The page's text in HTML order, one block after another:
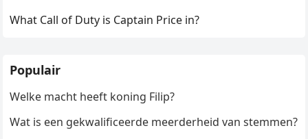
What Call of Duty is Captain Price in?
Populair
Welke macht heeft koning Filip?
Wat is een gekwalificeerde meerderheid van stemmen?